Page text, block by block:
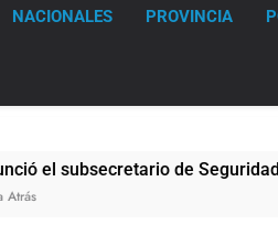
NACIONALES PROVINCIA
de Seguridad de Quilmes,